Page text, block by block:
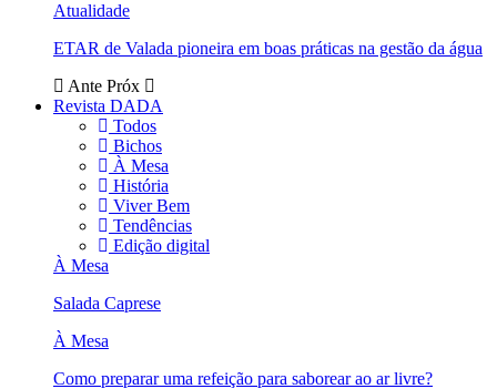
Atualidade
ETAR de Valada pioneira em boas práticas na gestão da água
Ante Próx
Revista DADA
Todos
Bichos
À Mesa
História
Viver Bem
Tendências
Edição digital
À Mesa
Salada Caprese
À Mesa
Como preparar uma refeição para saborear ao ar livre?